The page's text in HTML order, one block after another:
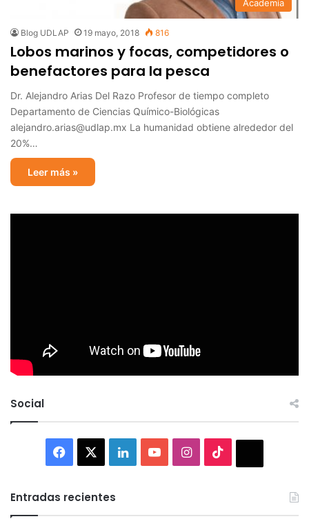
Academia
Blog UDLAP 19 mayo, 2018 816
Lobos marinos y focas, competidores o
benefactores para la pesca
Dr. Alejandro Arias Del Razo Profesor de tiempo completo
Departamento de Ciencias Químico-Biológicas
alejandro.arias@udlap.mx La humanidad obtiene alrededor del
20%…
Leer más »
Social
Facebook LinkedInYouTubeInstagram
Entradas recientes